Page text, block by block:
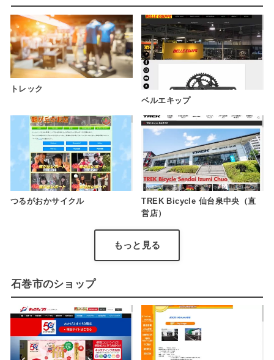
トレック
ベルエキップ
つるがおかサイクル
TREK Bicycle 仙台泉中央（直
営店）
もっと見る
石巻市のショップ